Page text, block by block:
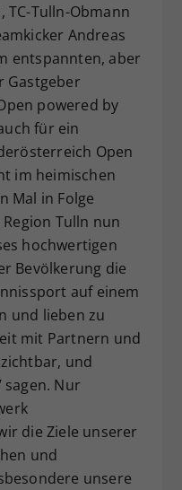
TC-Tulln-Obmann
Andreas
entspannten, aber
Gastgeber
powered by
für ein
Open
im heimischen
Mal in Folge
Tulln nun
hochwertigen
Bevölkerung die
auf einem
und lieben zu
mit Partnern und
und
sagen. Nur
die Ziele unserer
und
unsere